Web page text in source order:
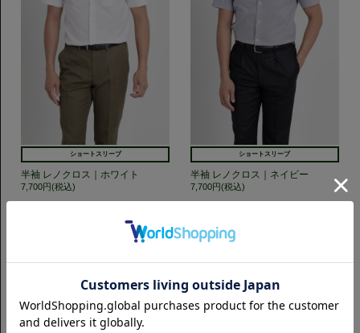
ショートスリーブ
半袖 レノクロス｜ホワイト
7,700円(税込)
ショートスリーブ
半袖 レノクロス｜ネイビー
7,700円(税込)
GET TO KNOW US
CAMICIANISTAの最新情報、スタイル提案などをおしらせします。是非フ